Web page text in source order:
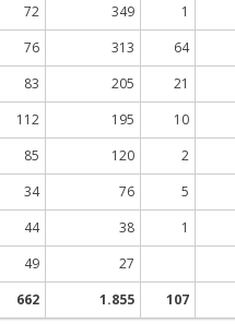
72 349 1
76 313 64
83 205 21
112 195 10
85 120 2
34 76 5
44 38 1
49 27
662 1.855 107